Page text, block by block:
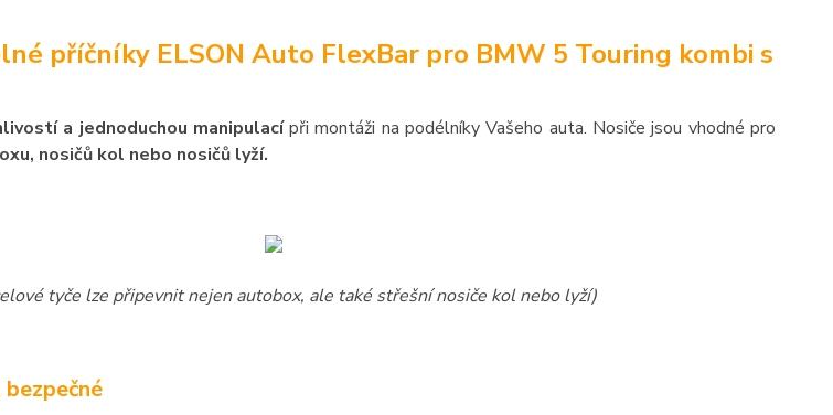
příčníky ELSON Auto FlexBar pro BMW 5 Touring kombi s
a jednoduchou manipulacípři montáži na podélníky Vašeho auta. Nosiče jsou vhodné pro
nosičů kol nebo nosičů lyží.
tyče lze připevnit nejen autobox, ale také střešní nosiče kol nebo lyží)